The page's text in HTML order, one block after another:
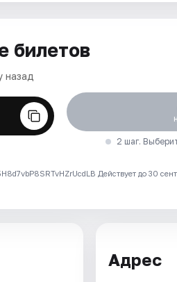
билетов
назад
2 шаг.
Действует до 30
Адрес